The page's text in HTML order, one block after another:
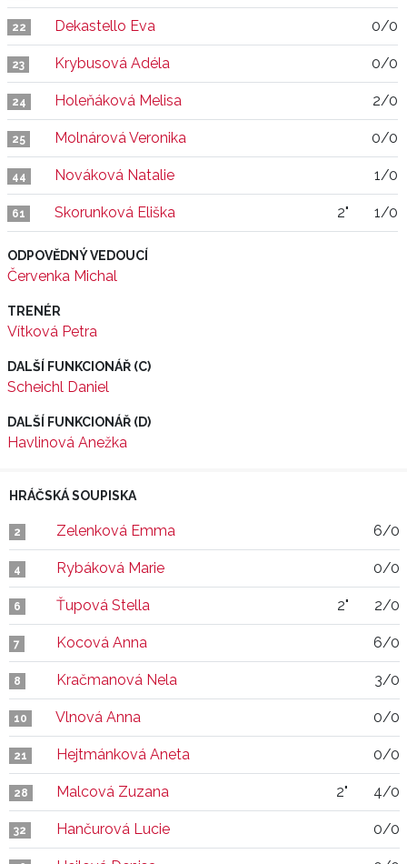
22 Dekastello Eva 0/0
23 Krybusová Adéla 0/0
24 Holeňáková Melisa 2/0
25 Molnárová Veronika 0/0
44 Nováková Natalie 1/0
61 Skorunková Eliška 2" 1/0
ODPOVĚDNÝ VEDOUCÍ
Červenka Michal
TRENÉR
Vítková Petra
DALŠÍ FUNKCIONÁŘ (C)
Scheichl Daniel
DALŠÍ FUNKCIONÁŘ (D)
Havlinová Anežka
HRÁČSKÁ SOUPISKA
2 Zelenková Emma 6/0
4 Rybáková Marie 0/0
6 Ťupová Stella 2" 2/0
7 Kocová Anna 6/0
8 Kračmanová Nela 3/0
10 Vlnová Anna 0/0
21 Hejtmánková Aneta 0/0
28 Malcová Zuzana 2" 4/0
32 Hančurová Lucie 0/0